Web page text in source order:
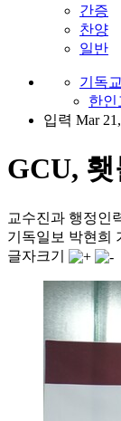
간증
찬양
일반
기독교
한인
입력 Mar
GCU,
교수진과 행정인
기독일보 박현희
글자크기